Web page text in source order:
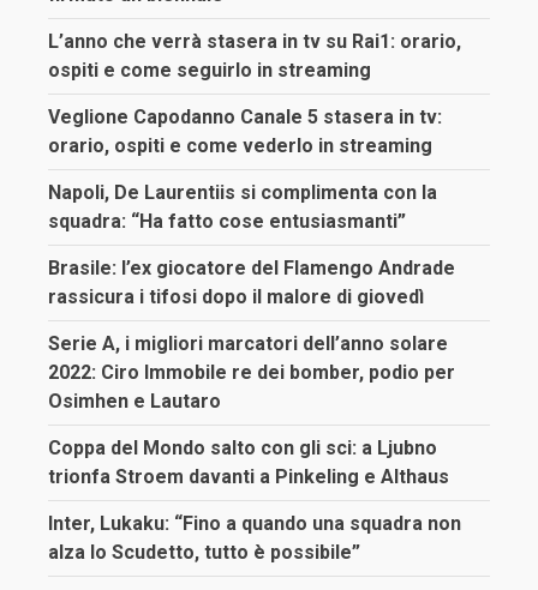
L’anno che verrà stasera in tv su Rai1: orario,
ospiti e come seguirlo in streaming
Veglione Capodanno Canale 5 stasera in tv:
orario, ospiti e come vederlo in streaming
Napoli, De Laurentiis si complimenta con la
squadra: “Ha fatto cose entusiasmanti”
Brasile: l’ex giocatore del Flamengo Andrade
rassicura i tifosi dopo il malore di giovedì
Serie A, i migliori marcatori dell’anno solare
2022: Ciro Immobile re dei bomber, podio per
Osimhen e Lautaro
Coppa del Mondo salto con gli sci: a Ljubno
trionfa Stroem davanti a Pinkeling e Althaus
Inter, Lukaku: “Fino a quando una squadra non
alza lo Scudetto, tutto è possibile”